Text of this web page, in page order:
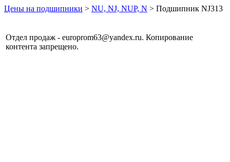
Цены на подшипники > NU, NJ, NUP, N > Подшипник NJ313
Отдел продаж - europrom63@yandex.ru. Копирование
контента запрещено.